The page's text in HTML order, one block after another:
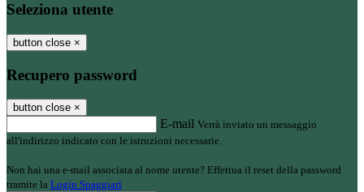
Seleziona utente
button close ×
Recupero password
button close ×
E-mail Verrà inviato un messaggio
all'indirizzo indicato con le istruzioni necessarie.
Non hai una e-mail associata al nome utente? Effettua il reset della password
tramite la Login Spaggiari